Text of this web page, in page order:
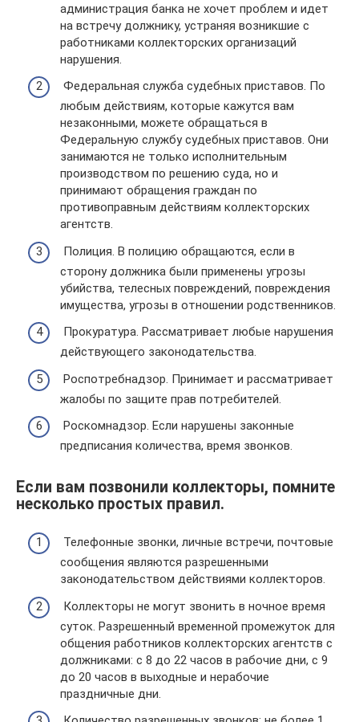
администрация банка не хочет проблем и идет
на встречу должнику, устраняя возникшие с
работниками коллекторских организаций
нарушения.
Федеральная служба судебных приставов. По
любым действиям, которые кажутся вам
незаконными, можете обращаться в
Федеральную службу судебных приставов. Они
занимаются не только исполнительным
производством по решению суда, но и
принимают обращения граждан по
противоправным действиям коллекторских
агентств.
Полиция. В полицию обращаются, если в
сторону должника были применены угрозы
убийства, телесных повреждений, повреждения
имущества, угрозы в отношении родственников.
Прокуратура. Рассматривает любые нарушения
действующего законодательства.
Роспотребнадзор. Принимает и рассматривает
жалобы по защите прав потребителей.
Роскомнадзор. Если нарушены законные
предписания количества, время звонков.
Если вам позвонили коллекторы, помните
несколько простых правил.
Телефонные звонки, личные встречи, почтовые
сообщения являются разрешенными
законодательством действиями коллекторов.
Коллекторы не могут звонить в ночное время
суток. Разрешенный временной промежуток для
общения работников коллекторских агентств с
должниками: с 8 до 22 часов в рабочие дни, с 9
до 20 часов в выходные и нерабочие
праздничные дни.